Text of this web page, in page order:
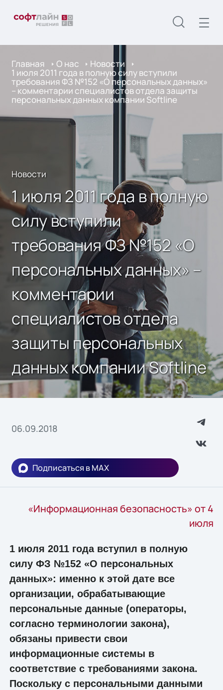
Главная О нас Новости
1 июля 2011 года в полную силу вступили
требования ФЗ №152 «О персональных данных»
– комментарии специалистов отдела защиты
персональных данных компании Softline
Новости
1 июля 2011 года в полную
силу вступили
требования ФЗ №152 «О
персональных данных» –
комментарии
специалистов отдела
защиты персональных
данных компании Softline
06.09.2018
Подписаться в MAX
«Информационная безопасность» от 4
июля
1 июля 2011 года вступил в полную
силу ФЗ №152 «О персональных
данных»: именно к этой дате все
организации, обрабатывающие
персональные данные (операторы,
согласно терминологии закона),
обязаны привести свои
информационные системы в
соответствие с требованиями закона.
Поскольку с персональными данными